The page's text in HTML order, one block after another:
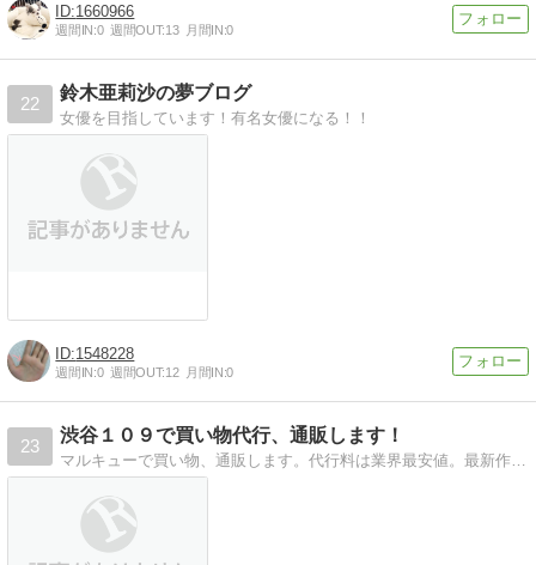
1660966
週間IN:0 週間OUT:13 月間IN:0
22
鈴木亜莉沙の夢ブログ
女優を目指しています！有名女優になる！！
1548228
週間IN:0 週間OUT:12 月間IN:0
23
渋谷１０９で買い物代行、通販します！
マルキューで買い物、通販します。代行料は業界最安値。最新作がほしい、遠方の方、プレゼントで送りたい方など。ご利用下さい。